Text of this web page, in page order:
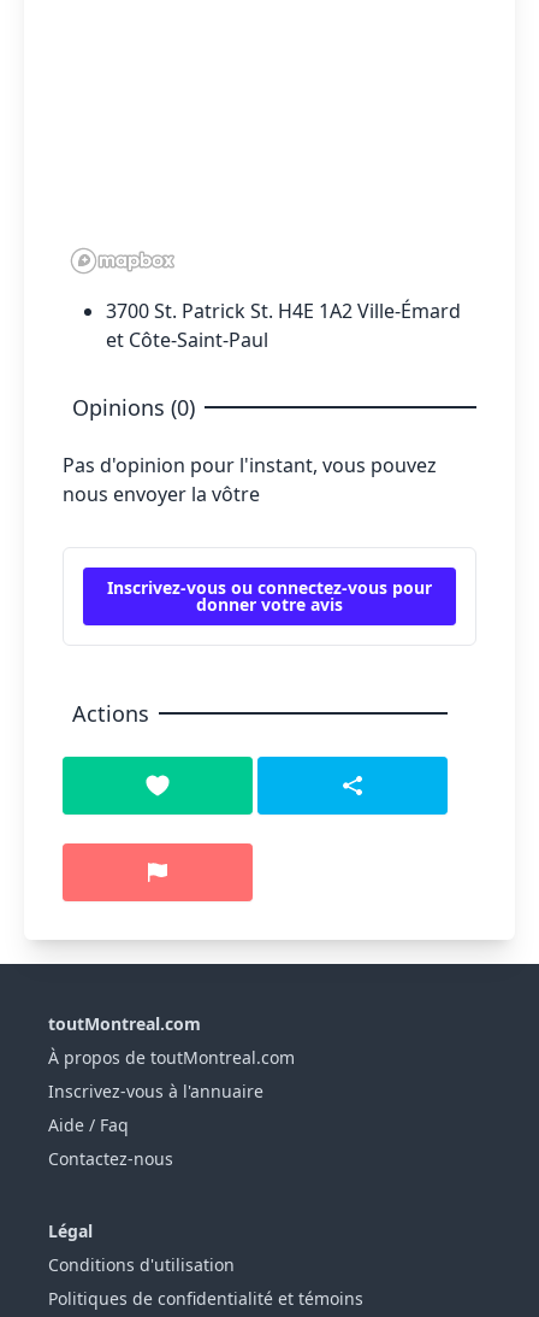
3700 St. Patrick St. H4E 1A2 Ville-Émard
et Côte-Saint-Paul
Opinions (0)
Pas d'opinion pour l'instant, vous pouvez
nous envoyer la vôtre
Inscrivez-vous ou connectez-vous pour
donner votre avis
Actions
toutMontreal.com
À propos de toutMontreal.com
Inscrivez-vous à l'annuaire
Aide / Faq
Contactez-nous
Légal
Conditions d'utilisation
Politiques de confidentialité et témoins